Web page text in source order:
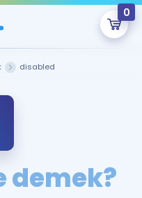
0
Boş.
onlarca eğitim seni
disabled
demek?